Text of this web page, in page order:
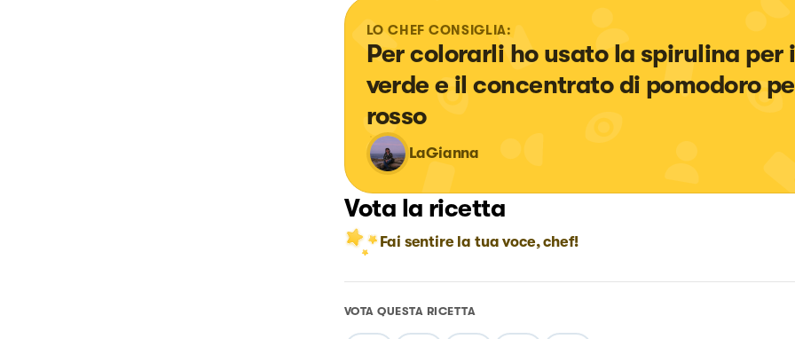
LO CHEF CONSIGLIA:
Per colorarli ho usato la spirulina per
verde e il concentrato di pomodoro
rosso
LaGianna
Vota la ricetta
Fai sentire la tua voce, chef!
VOTA QUESTA RICETTA